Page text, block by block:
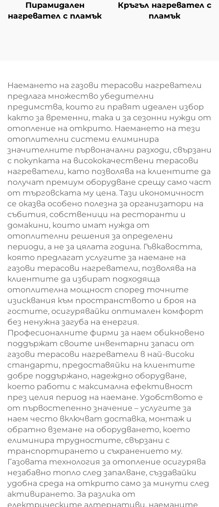
Пирамидален
нагревател с пламък
Кръгъл нагревател с
пламък
Наемането на газови терасови нагреватели
предлага множество убедителни
предимства, които ги правят идеален избор
както за временни, така и за сезонни нужди от
отопление на открито. Наемането на тези
отоплителни системи елиминира
значителните първоначални разходи, свързани
с покупката на висококачествени терасови
нагреватели, като позволява на клиентите да
получат премиум оборудване срещу само част
от търговската му цена. Тази икономичност
се оказва особено полезна за организатори на
събития, собственици на ресторанти и
домакини, които имат нужда от
отоплителни решения за определени
периоди, а не за цялата година. Гъвкавостта,
която предлагат услугите за наемане на
газови терасови нагреватели, позволява на
клиентите да избират подходяща
отоплителна мощност според точните
изисквания към пространството и броя на
гостите, осигурявайки оптимален комфорт
без ненужна загуба на енергия.
Професионалните фирми за наем обикновено
поддържат своите инвентарни запаси от
газови терасови нагреватели в най-високи
стандарти, предоставяйки на клиентите
добре поддържано, надеждно оборудване,
което работи с максимална ефективност
през целия период на наемане. Удобството е
от първостепенно значение – услугите за
наем често включват доставка, монтаж и
обратно вземане на оборудването, което
елиминира трудностите, свързани с
транспортирането и съхранението му.
Газовата технология за отопление осигурява
незабавно топло след запалване, създавайки
удобна среда на открито само за минути след
активирането. За разлика от
електрическите алтернативи, наеманите